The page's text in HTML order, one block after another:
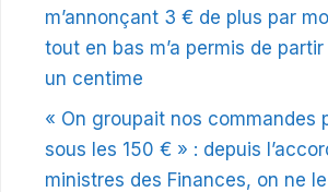
m’annonçant 3 € de plus par
tout en bas m’a permis de
un centime
« On groupait nos commandes
sous les 150 € » : depuis
ministres des Finances, on ne